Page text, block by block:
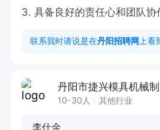
3. 具备良好的责任心和团队协
联系我时请说是在丹阳招聘网 上看
丹阳市捷兴模具机械
10-30人 其他行业
李仕金